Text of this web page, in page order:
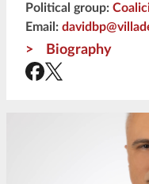
Political group:
Email:
Biography